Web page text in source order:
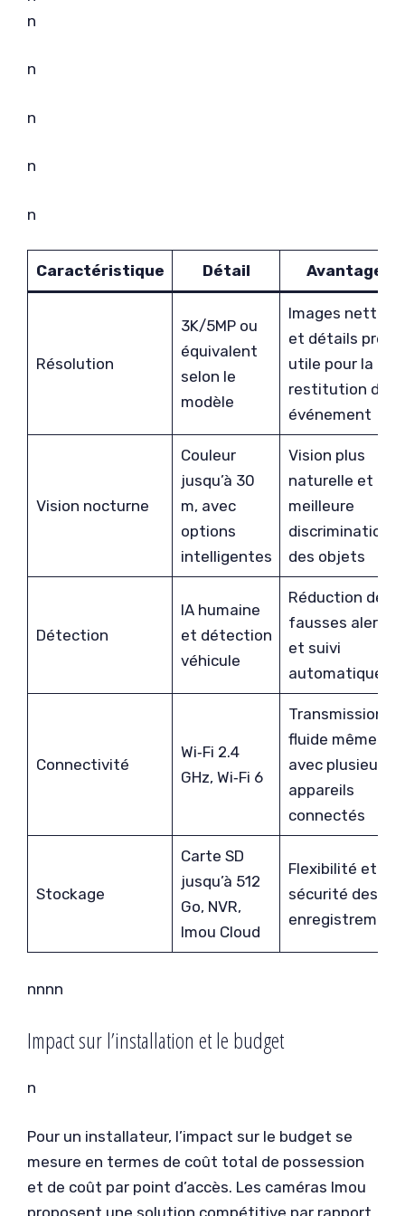
n
n
n
n
n
Caractéristique Détail Avantages
Résolution
3K/5MP ou
équivalent
selon le
modèle
Images nettes
et détails
utile pour la
restitution d’un
événement
Vision nocturne
Couleur
jusqu’à 30
m, avec
options
intelligentes
Vision plus
naturelle et
meilleure
discrimination
des objets
Détection
IA humaine
et détection
véhicule
Réduction des
fausses alertes
et suivi
automatique
Connectivité
Wi‑Fi 2.4
GHz, Wi‑Fi 6
Transmission
fluide même
avec plusieurs
appareils
connectés
Stockage
Carte SD
jusqu’à 512
Go, NVR,
Imou Cloud
Flexibilité et
sécurité des
nnnn
Impact sur l’installation et le budget
n
Pour un installateur, l’impact sur le budget se
mesure en termes de coût total de possession
et de coût par point d’accès. Les caméras Imou
proposent une solution compétitive par rapport